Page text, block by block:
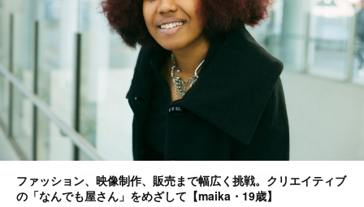
ファッション、映像制作、販売まで幅広く挑戦。クリエイティブ
の「なんでも屋さん」をめざして【maika・19歳】